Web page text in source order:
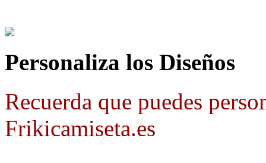
Personaliza los Diseños
Recuerda que puedes
Frikicamiseta.es